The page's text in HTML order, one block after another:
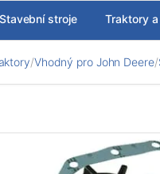
Stavební stroje Traktory
/Vhodný pro John Deere/